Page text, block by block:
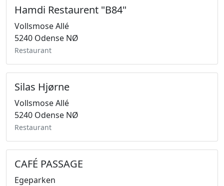
Hamdi Restaurent "B84"
Vollsmose Allé
5240 Odense NØ
Restaurant
Silas Hjørne
Vollsmose Allé
5240 Odense NØ
Restaurant
CAFÉ PASSAGE
Egeparken